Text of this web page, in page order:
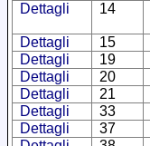
Dettagli
14
Dettagli
15
Dettagli
19
Dettagli
20
Dettagli
21
Dettagli
33
Dettagli
37